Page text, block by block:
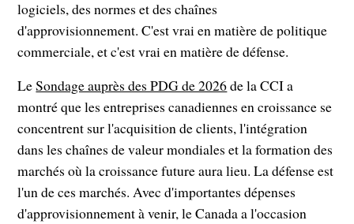
logiciels, des normes et des chaînes
d'approvisionnement. C'est vrai en matière de politique
commerciale, et c'est vrai en matière de défense.
LeSondage auprès des PDG de 2026de la CCI a
montré que les entreprises canadiennes en croissance se
concentrent sur l'acquisition de clients, l'intégration
dans les chaînes de valeur mondiales et la formation des
marchés où la croissance future aura lieu. La défense est
l'un de ces marchés. Avec d'importantes dépenses
d'approvisionnement à venir, le Canada a l'occasion